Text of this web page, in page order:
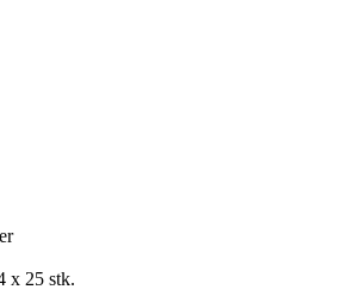
x 25 stk.